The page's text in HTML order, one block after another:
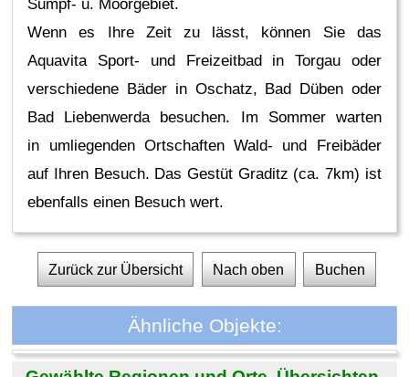
Sumpf- u. Moorgebiet.
Wenn es Ihre Zeit zu lässt, können Sie das
Aquavita Sport- und Freizeitbad in Torgau oder
verschiedene Bäder in Oschatz, Bad Düben oder
Bad Liebenwerda besuchen. Im Sommer warten
in umliegenden Ortschaften Wald- und Freibäder
auf Ihren Besuch. Das Gestüt Graditz (ca. 7km) ist
ebenfalls einen Besuch wert.
Zurück zur Übersicht Nach oben Buchen
Ähnliche Objekte: